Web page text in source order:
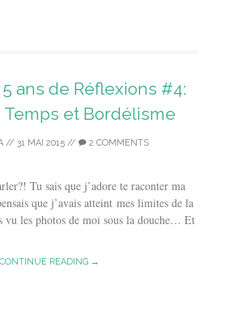
ans de Réflexions #4:
et Bordélisme
// 31 MAI 2015// 2 COMMENTS
Tu sais que j’adore te raconter ma
que j’avais atteint mes limites de la
vu les photos de moi sous la douche… Et
CONTINUE READING →